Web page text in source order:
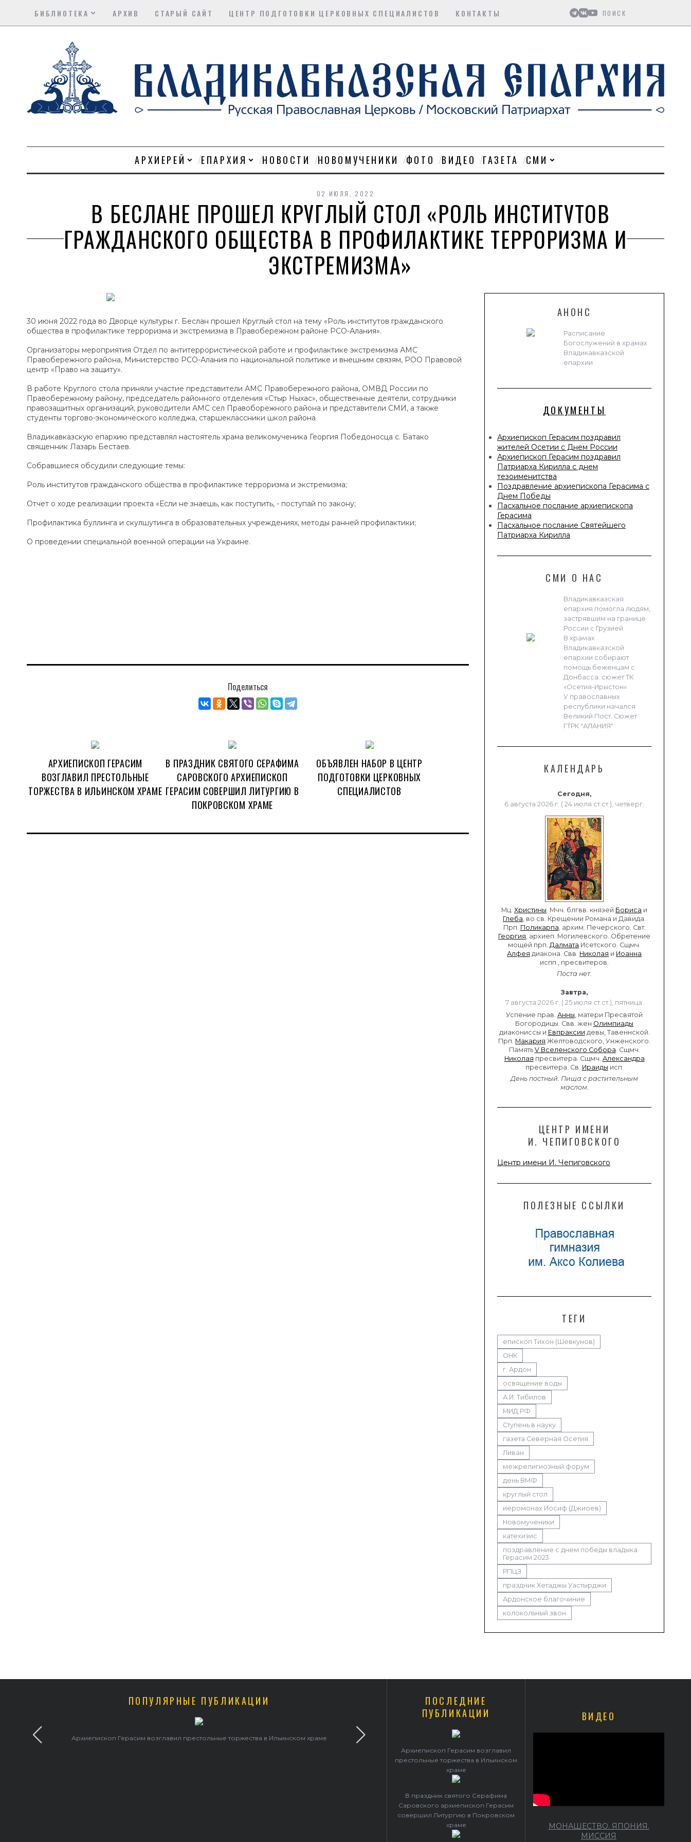
БИБЛИОТЕКА АРХИВ СТАРЫЙ САЙТ ЦЕНТР ПОДГОТОВКИ ЦЕРКОВНЫХ СПЕЦИАЛИСТОВ КОНТАКТЫ
АРХИЕРЕЙ ЕПАРХИЯ НОВОСТИ НОВОМУЧЕНИКИ ФОТО ВИДЕО ГАЗЕТА СМИ
02 ИЮЛЯ, 2022
В БЕСЛАНЕ ПРОШЕЛ КРУГЛЫЙ СТОЛ «РОЛЬ ИНСТИТУТОВ
ГРАЖДАНСКОГО ОБЩЕСТВА В ПРОФИЛАКТИКЕ ТЕРРОРИЗМА И
ЭКСТРЕМИЗМА»
АНОНС
Расписание
Богослужений в храмах
Владикавказской
епархии
ДОКУМЕНТЫ
Архиепископ Герасим поздравил
жителей Осетии с Днем России
Архиепископ Герасим поздравил
Патриарха Кирилла с днем
тезоименитства
Поздравление архиепископа Герасима с
Днем Победы
Пасхальное послание архиепископа
Герасима
Пасхальное послание Святейшего
Патриарха Кирилла
СМИ О НАС
Владикавказская
епархия помогла людям,
застрявшим на границе
России с Грузией
В храмах
Владикавказской
епархии собирают
помощь беженцам с
Донбасса. сюжет ТК
«Осетия-Ирыстон»
У православных
республики начался
Великий Пост. Сюжет
ГТРК "АЛАНИЯ"
КАЛЕНДАРЬ
Сегодня,
6 августа 2026 г. ( 24 июля ст.ст.), четверг.
Мц. Христины . Мчч. блгвв. князей Бориса и
Глеба , во св. Крещении Романа и Давида.
Прп. Поликарпа , архим. Печерского. Свт.
Георгия , архиеп. Могилевского. Обретение
мощей прп. Далмата Исетского. Сщмч.
Алфея диакона. Свв. Николая и Иоанна
испп., пресвитеров.
Поста нет.
Завтра,
7 августа 2026 г. ( 25 июля ст.ст.), пятница.
Успение прав. Анны , матери Пресвятой
Богородицы. Свв. жен Олимпиады
диакониссы и Евпраксии девы, Тавеннской.
Прп. Макария Желтоводского, Унженского.
Память V Вселенского Собора . Сщмч.
Николая пресвитера. Сщмч. Александра
пресвитера. Св. Ираиды исп.
День постный. Пища с растительным
маслом.
ЦЕНТР ИМЕНИ
И. ЧЕПИГОВСКОГО
Центр имени И. Чепиговского
ПОЛЕЗНЫЕ ССЫЛКИ
ТЕГИ
епископ Тихон (Шевкунов)
ОНК
г. Ардон
освящение воды
А.И. Тибилов
МИД РФ
Ступень в науку
газета Северная Осетия
Ливан
межрелигиозный форум
день ВМФ
круглый стол
иеромонах Иосиф (Джиоев)
Новомученики
катехизис
поздравление с днем победы владыка
Герасим 2023
РПЦЗ
праздник Хетаджы Уастырджи
Ардонское благочиние
колокольный звон
30 июня 2022 года во Дворце культуры г. Беслан прошел Круглый стол на тему «Роль институтов гражданского
общества в профилактике терроризма и экстремизма в Правобережном районе РСО-Алания».
Организаторы мероприятия Отдел по антитеррористической работе и профилактике экстремизма АМС
Правобережного района, Министерство РСО-Алания по национальной политике и внешним связям, РОО Правовой
центр «Право на защиту».
В работе Круглого стола приняли участие представители АМС Правобережного района, ОМВД России по
Правобережному району, председатель районного отделения «Стыр Ныхас», общественные деятели, сотрудники
правозащитных организаций, руководители АМС сел Правоборежного района и представители СМИ, а также
студенты торгово-экономического колледжа, старшеклассники школ района
Владикавказскую епархию представлял настоятель храма великомученика Георгия Победоносца с. Батако
священник Лазарь Бестаев.
Собравшиеся обсудили следующие темы:
Роль институтов гражданского общества в профилактике терроризма и экстремизма;
Отчет о ходе реализации проекта «Если не знаешь, как поступить, - поступай по закону;
Профилактика буллинга и скулшутинга в образовательных учреждениях, методы ранней профилактики;
О проведении специальной военной операции на Украине.
Поделиться
АРХИЕПИСКОП ГЕРАСИМ
ВОЗГЛАВИЛ ПРЕСТОЛЬНЫЕ
ТОРЖЕСТВА В ИЛЬИНСКОМ ХРАМЕ
В ПРАЗДНИК СВЯТОГО СЕРАФИМА
САРОВСКОГО АРХИЕПИСКОП
ГЕРАСИМ СОВЕРШИЛ ЛИТУРГИЮ В
ПОКРОВСКОМ ХРАМЕ
ОБЪЯВЛЕН НАБОР В ЦЕНТР
ПОДГОТОВКИ ЦЕРКОВНЫХ
СПЕЦИАЛИСТОВ
ПОПУЛЯРНЫЕ ПУБЛИКАЦИИ
Архиепископ Герасим возглавил престольные торжества в Ильинском храме
В праздник святого Серафима Саровского архиепископ Герасим совершил Литургию в
ПОСЛЕДНИЕ
ПУБЛИКАЦИИ
Архиепископ Герасим возглавил
престольные торжества в Ильинском
храме
В праздник святого Серафима
Саровского архиепископ Герасим
совершил Литургию в Покровском
храме
ВИДЕО
МОНАШЕСТВО. ЯПОНИЯ.
МИССИЯ